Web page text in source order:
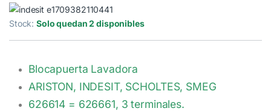
Stock:Solo quedan 2 disponibles
Blocapuerta Lavadora
ARISTON, INDESIT, SCHOLTES, SMEG
626614 = 626661, 3 terminales.